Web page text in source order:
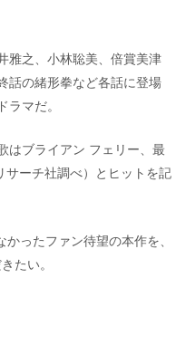
雅之、小林聡美、倍賞美津
話の緒形拳など各話に登場
マだ。
はブライアン フェリー、最
ーチ社調べ）とヒットを記
ったファン待望の本作を、
たい。